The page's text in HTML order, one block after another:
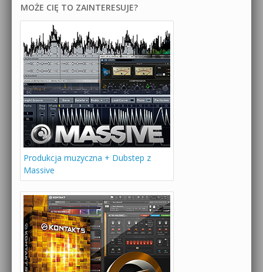
MOŻE CIĘ TO ZAINTERESUJE?
Produkcja muzyczna + Dubstep z
Massive